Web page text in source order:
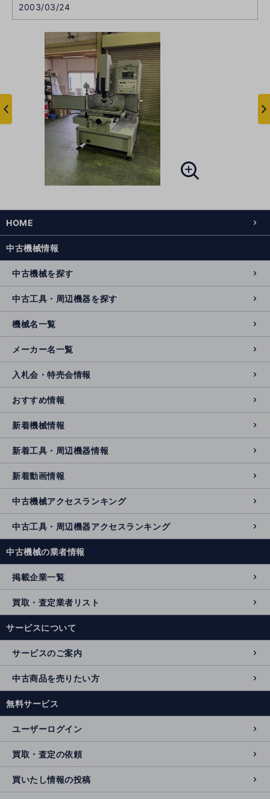
2003/03/24
HOME
中古機械情報
中古機械を探す
中古工具・周辺機器を探す
機械名一覧
メーカー名一覧
入札会・特売会情報
おすすめ情報
新着機械情報
新着工具・周辺機器情報
新着動画情報
中古機械アクセスランキング
中古工具・周辺機器アクセスランキング
中古機械の業者情報
掲載企業一覧
買取・査定業者リスト
サービスについて
サービスのご案内
中古商品を売りたい方
無料サービス
ユーザーログイン
買取・査定の依頼
買いたし情報の投稿